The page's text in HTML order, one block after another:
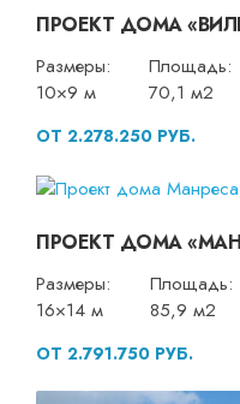
ПРОЕКТ ДОМА
Размеры:
10×9 м
Площадь:
70,1 м2
ОТ 2.278.250 РУБ.
ПРОЕКТ ДОМА
Размеры:
16×14 м
Площадь:
85,9 м2
ОТ 2.791.750 РУБ.